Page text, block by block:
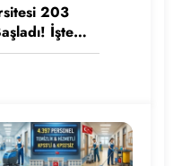
203
İşte
Ekranı